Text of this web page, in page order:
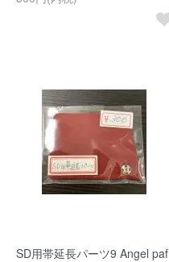
SD用帯延長パーツ9 Angel paf